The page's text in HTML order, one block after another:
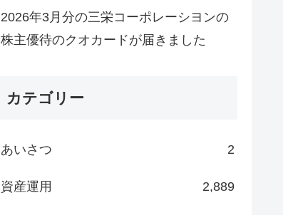
2026年3月分の三栄コーポレーシヨンの
株主優待のクオカードが届きました
カテゴリー
あいさつ 2
資産運用 2,889